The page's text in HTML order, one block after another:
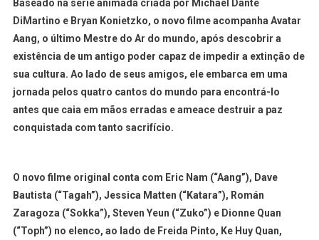
Baseado na série animada criada por Michael Dante
DiMartino e Bryan Konietzko, o novo filme acompanha Avatar
Aang, o último Mestre do Ar do mundo, após descobrir a
existência de um antigo poder capaz de impedir a extinção de
sua cultura. Ao lado de seus amigos, ele embarca em uma
jornada pelos quatro cantos do mundo para encontrá-lo
antes que caia em mãos erradas e ameace destruir a paz
conquistada com tanto sacrifício.
O novo filme original conta com Eric Nam (“Aang”), Dave
Bautista (“Tagah”), Jessica Matten (“Katara”), Román
Zaragoza (“Sokka”), Steven Yeun (“Zuko”) e Dionne Quan
(“Toph”) no elenco, ao lado de Freida Pinto, Ke Huy Quan,